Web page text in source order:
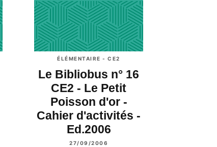
ÉLÉMENTAIRE - CE2
Le Bibliobus n° 16
CE2 - Le Petit
Poisson d'or -
Cahier d'activités -
Ed.2006
27/09/2006